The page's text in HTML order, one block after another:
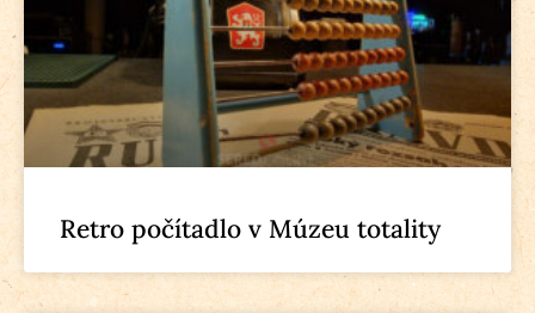
Retro počítadlo v Múzeu totality